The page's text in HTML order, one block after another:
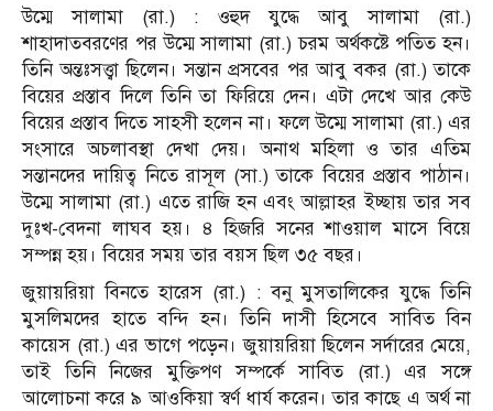
উম্মে সালামা (রা.) : ওহুদ যুদ্ধে আবু সালামা (রা.)
শাহাদাতবরণের পর উম্মে সালামা (রা.) চরম অর্থকষ্টে পতিত হন।
তিনি অন্তঃসত্ত্বা ছিলেন। সন্তান প্রসবের পর আবু বকর (রা.) তাকে
বিয়ের প্রস্তাব দিলে তিনি তা ফিরিয়ে দেন। এটা দেখে আর কেউ
বিয়ের প্রস্তাব দিতে সাহসী হলেন না। ফলে উম্মে সালামা (রা.) এর
সংসারে অচলাবস্থা দেখা দেয়। অনাথ মহিলা ও তার এতিম
সন্তানদের দায়িত্ব নিতে রাসূল (সা.) তাকে বিয়ের প্রস্তাব পাঠান।
উম্মে সালামা (রা.) এতে রাজি হন এবং আল্লাহর ইচ্ছায় তার সব
দুঃখ-বেদনা লাঘব হয়। ৪ হিজরি সনের শাওয়াল মাসে বিয়ে
সম্পন্ন হয়। বিয়ের সময় তার বয়স ছিল ৩৫ বছর।
জুয়ায়রিয়া বিনতে হারেস (রা.) : বনু মুসতালিকের যুদ্ধে তিনি
মুসলিমদের হাতে বন্দি হন। তিনি দাসী হিসেবে সাবিত বিন
কায়েস (রা.) এর ভাগে পড়েন। জুয়ায়রিয়া ছিলেন সর্দারের মেয়ে,
তাই তিনি নিজের মুক্তিপণ সম্পর্কে সাবিত (রা.) এর সঙ্গে
আলোচনা করে ৯ আওকিয়া স্বর্ণ ধার্য করেন। তার কাছে এ অর্থ না